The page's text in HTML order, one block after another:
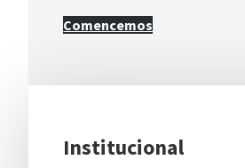
Comencemos
Institucional